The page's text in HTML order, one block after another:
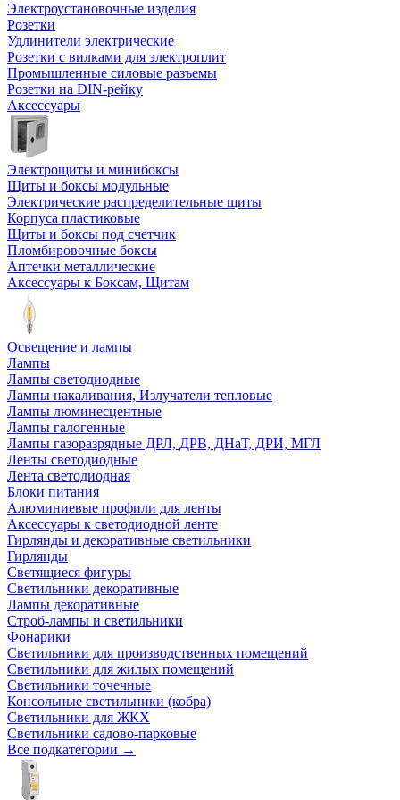
Электроустановочные изделия
Розетки
Удлинители электрические
Розетки с вилками для электроплит
Промышленные силовые разъемы
Розетки на DIN-рейку
Аксессуары
Электрощиты и минибоксы
Щиты и боксы модульные
Электрические распределительные щиты
Корпуса пластиковые
Щиты и боксы под счетчик
Пломбировочные боксы
Аптечки металлические
Аксессуары к Боксам, Щитам
Освещение и лампы
Лампы
Лампы светодиодные
Лампы накаливания, Излучатели тепловые
Лампы люминесцентные
Лампы галогенные
Лампы газоразрядные ДРЛ, ДРВ, ДНаТ, ДРИ, МГЛ
Ленты светодиодные
Лента светодиодная
Блоки питания
Алюминиевые профили для ленты
Аксессуары к светодиодной ленте
Гирлянды и декоративные светильники
Гирлянды
Светящиеся фигуры
Светильники декоративные
Лампы декоративные
Строб-лампы и светильники
Фонарики
Светильники для производственных помещений
Светильники для жилых помещений
Светильники точечные
Консольные светильники (кобра)
Светильники для ЖКХ
Светильники садово-парковые
Все подкатегории →